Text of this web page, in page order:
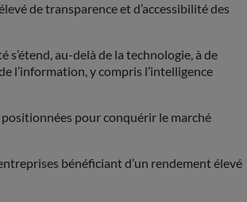
de transparence et d’accessibilité des
s’étend, au-delà de la technologie, à de
l’information, y compris l’intelligence
pour conquérir le marché
bénéficiant d’un rendement élevé